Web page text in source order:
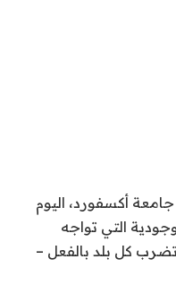
أكسفورد، اليوم
التي تواجه
تضرب كل بلد بالفعل –